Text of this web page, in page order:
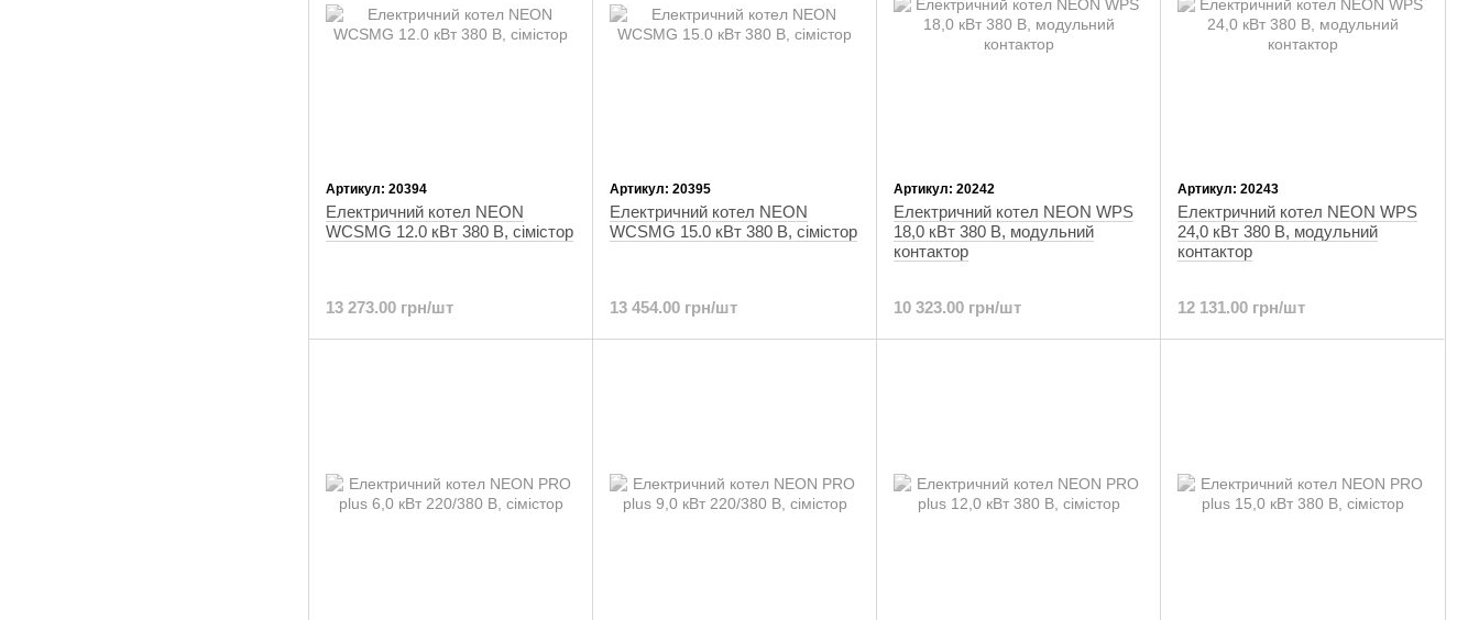
Артикул: 20394
Електричний котел NEON
WCSMG 12.0 кВт 380 В, сімістор
13 273.00 грн/шт
Артикул: 20395
Електричний котел NEON
WCSMG 15.0 кВт 380 В, сімістор
13 454.00 грн/шт
Артикул: 20242
Електричний котел NEON WPS
18,0 кВт 380 В, модульний
контактор
10 323.00 грн/шт
Артикул: 20243
Електричний котел NEON WPS
24,0 кВт 380 В, модульний
контактор
12 131.00 грн/шт